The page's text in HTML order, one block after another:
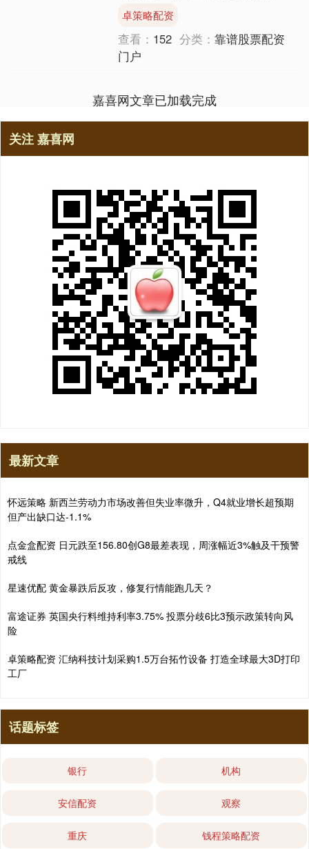
在2026年一季度前布局1.5万台拓竹3D
打印机，项目投产....
卓策略配资
查看： 152 分类：靠谱股票配资
门户
嘉喜网文章已加载完成
关注 嘉喜网
最新文章
怀远策略 新西兰劳动力市场改善但失业率微升，Q4就业增长超预期
但产出缺口达-1.1%
点金盒配资 日元跌至156.80创G8最差表现，周涨幅近3%触及干预警
戒线
星速优配 黄金暴跌后反攻，修复行情能跑几天？
富途证券 英国央行料维持利率3.75% 投票分歧6比3预示政策转向风
险
卓策略配资 汇纳科技计划采购1.5万台拓竹设备 打造全球最大3D打印
工厂
话题标签
银行 机构
安信配资 观察
重庆 钱程策略配资